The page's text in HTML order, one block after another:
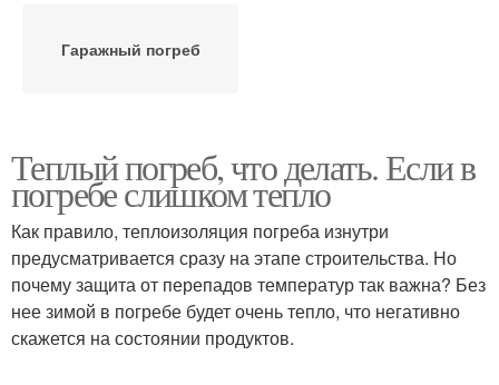
Гаражный погреб
Теплый погреб, что делать. Если в
погребе слишком тепло
Как правило, теплоизоляция погреба изнутри
предусматривается сразу на этапе строительства. Но
почему защита от перепадов температур так важна? Без
нее зимой в погребе будет очень тепло, что негативно
скажется на состоянии продуктов.